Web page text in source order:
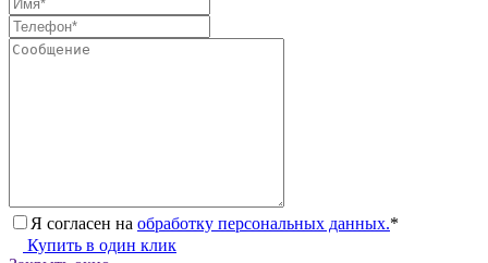
Я согласен на обработку персональных данных.*
Купить в один клик